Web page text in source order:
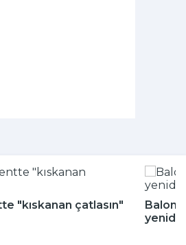
"kıskanan çatlasın"
Balon